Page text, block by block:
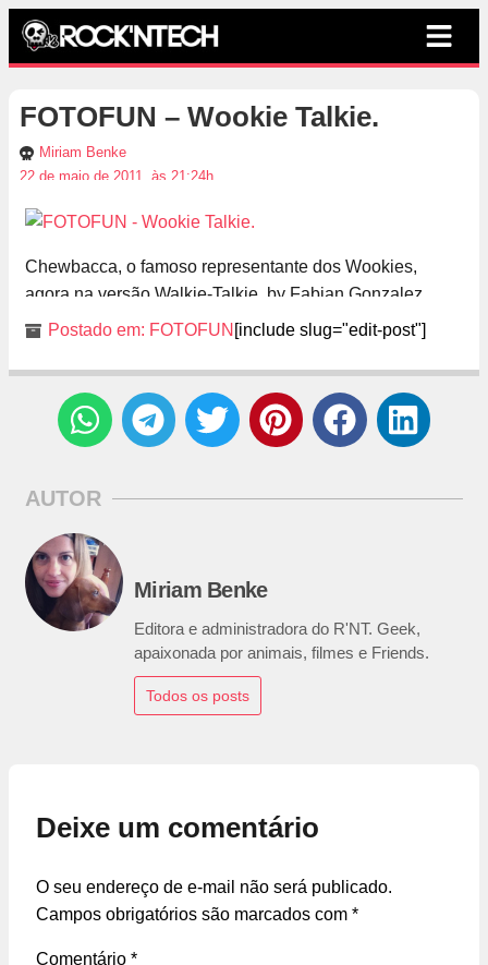
FOTOFUN – Wookie Talkie.
Miriam Benke
22 de maio de 2011, às 21:24h
Chewbacca, o famoso representante dos Wookies,
agora na versão Walkie-Talkie. by Fabian Gonzalez
Postado em: FOTOFUN [include slug="edit-post"]
AUTOR
Miriam Benke
Editora e administradora do R'NT. Geek,
apaixonada por animais, filmes e Friends.
Todos os posts
Deixe um comentário
O seu endereço de e-mail não será publicado.
Campos obrigatórios são marcados com *
Comentário *